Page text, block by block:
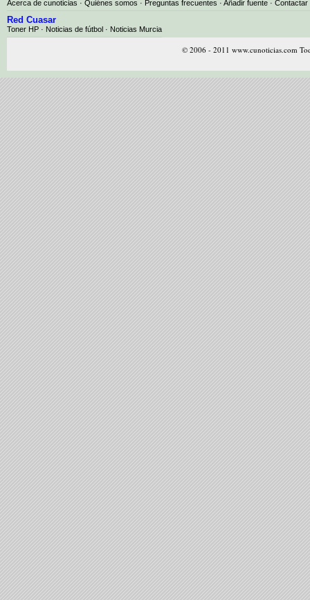
Acerca de cunoticias · Quiénes somos · Preguntas frecuentes · Añadir fuente · Contactar
Red Cuasar
Toner HP · Noticias de fútbol · Noticias Murcia
© 2006 - 2011 www.cunoticias.com